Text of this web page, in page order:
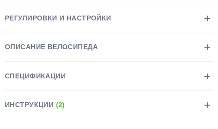
РЕГУЛИРОВКИ И НАСТРОЙКИ
ОПИСАНИЕ ВЕЛОСИПЕДА
СПЕЦИФИКАЦИИ
ИНСТРУКЦИИ (2)